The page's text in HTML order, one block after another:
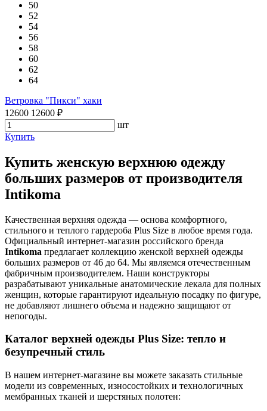
50
52
54
56
58
60
62
64
Ветровка "Пикси" хаки
12600 12600 ₽
шт
Купить
Купить женскую верхнюю одежду
больших размеров от производителя
Intikoma
Качественная верхняя одежда — основа комфортного,
стильного и теплого гардероба Plus Size в любое время года.
Официальный интернет-магазин российского бренда
Intikoma предлагает коллекцию женской верхней одежды
больших размеров от 46 до 64. Мы являемся отечественным
фабричным производителем. Наши конструкторы
разрабатывают уникальные анатомические лекала для полных
женщин, которые гарантируют идеальную посадку по фигуре,
не добавляют лишнего объема и надежно защищают от
непогоды.
Каталог верхней одежды Plus Size: тепло и
безупречный стиль
В нашем интернет-магазине вы можете заказать стильные
модели из современных, износостойких и технологичных
мембранных тканей и шерстяных полотен: